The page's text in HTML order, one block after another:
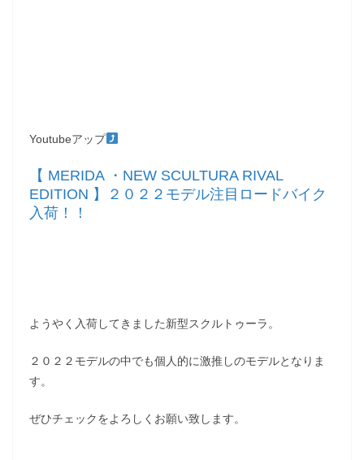
Youtubeアップ
【 MERIDA ・NEW SCULTURA RIVAL
EDITION 】２０２２モデル注目ロードバイク
入荷！！
ようやく入荷してきました新型スクルトゥーラ。
２０２２モデルの中でも個人的に激推しのモデルとなりま
す。
ぜひチェックをよろしくお願い致します。